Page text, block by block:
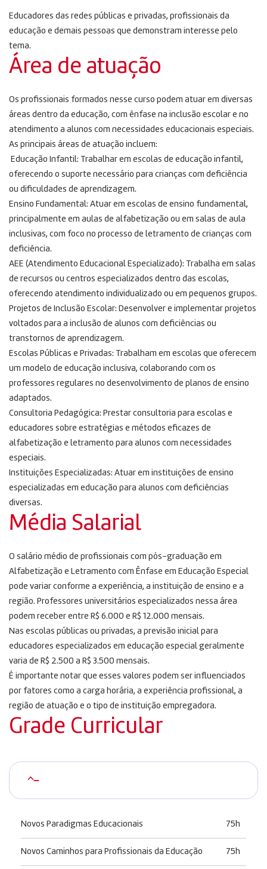
Educadores das redes públicas e privadas, profissionais da
educação e demais pessoas que demonstram interesse pelo
tema.
Área de atuação
Os profissionais formados nesse curso podem atuar em diversas
áreas dentro da educação, com ênfase na inclusão escolar e no
atendimento a alunos com necessidades educacionais especiais.
As principais áreas de atuação incluem:
Educação Infantil: Trabalhar em escolas de educação infantil,
oferecendo o suporte necessário para crianças com deficiência
ou dificuldades de aprendizagem.
Ensino Fundamental: Atuar em escolas de ensino fundamental,
principalmente em aulas de alfabetização ou em salas de aula
inclusivas, com foco no processo de letramento de crianças com
deficiência.
AEE (Atendimento Educacional Especializado): Trabalha em salas
de recursos ou centros especializados dentro das escolas,
oferecendo atendimento individualizado ou em pequenos grupos.
Projetos de Inclusão Escolar: Desenvolver e implementar projetos
voltados para a inclusão de alunos com deficiências ou
transtornos de aprendizagem.
Escolas Públicas e Privadas: Trabalham em escolas que oferecem
um modelo de educação inclusiva, colaborando com os
professores regulares no desenvolvimento de planos de ensino
adaptados.
Consultoria Pedagógica: Prestar consultoria para escolas e
educadores sobre estratégias e métodos eficazes de
alfabetização e letramento para alunos com necessidades
especiais.
Instituições Especializadas: Atuar em instituições de ensino
especializadas em educação para alunos com deficiências
diversas.
Média Salarial
O salário médio de profissionais com pós-graduação em
Alfabetização e Letramento com Ênfase em Educação Especial
pode variar conforme a experiência, a instituição de ensino e a
região. Professores universitários especializados nessa área
podem receber entre R$ 6.000 e R$ 12.000 mensais.
Nas escolas públicas ou privadas, a previsão inicial para
educadores especializados em educação especial geralmente
varia de R$ 2.500 a R$ 3.500 mensais.
É importante notar que esses valores podem ser influenciados
por fatores como a carga horária, a experiência profissional, a
região de atuação e o tipo de instituição empregadora.
Grade Curricular
–
Novos Paradigmas Educacionais 75h
Novos Caminhos para Profissionais da Educação 75h